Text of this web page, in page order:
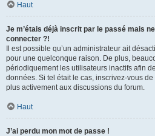
Haut
Je m’étais déjà inscrit par le passé mais
connecter ?!
Il est possible qu’un administrateur ait
pour une quelconque raison. De plus,
périodiquement les utilisateurs inactifs afin
données. Si tel était le cas, inscrivez-vous
plus activement aux discussions du forum.
Haut
J’ai perdu mon mot de passe !